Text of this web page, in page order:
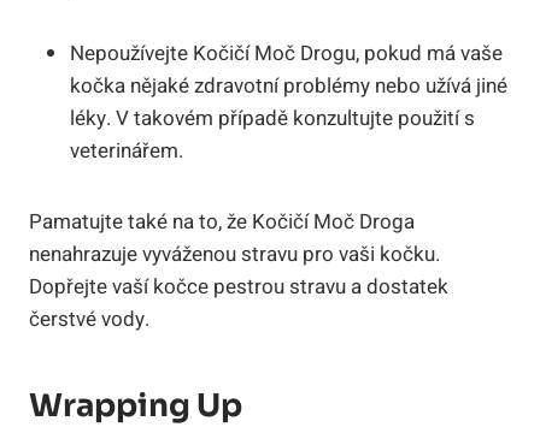
Nepoužívejte⁣ Kočičí Moč Drogu, pokud má vaše‍
kočka nějaké ‌zdravotní ‌problémy nebo užívá jiné
léky. V takovém⁤ případě⁢ konzultujte použití‌ s
veterinářem.
Pamatujte také na to,‌ že Kočičí Moč‌ Droga
⁣nenahrazuje vyváženou stravu pro ⁣vaši kočku.⁣
Dopřejte‍ vaší ⁤kočce ⁤pestrou stravu a dostatek
‍čerstvé​ vody.
Wrapping⁢ Up